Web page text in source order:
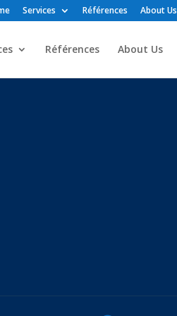
Services Références About Us
Références About Us